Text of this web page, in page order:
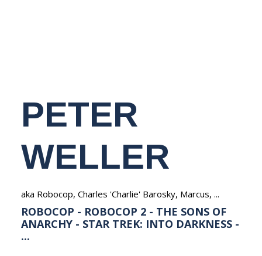
PETER
WELLER
aka Robocop, Charles 'Charlie' Barosky, Marcus, ...
ROBOCOP - ROBOCOP 2 - THE SONS OF
ANARCHY - STAR TREK: INTO DARKNESS -
...